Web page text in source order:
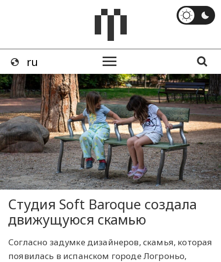
Студия Soft Baroque создала
движущуюся скамью
Согласно задумке дизайнеров, скамья, которая
появилась в испанском городе Логроньо,